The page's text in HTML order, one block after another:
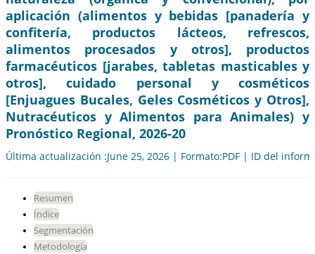
aplicación (alimentos y bebidas [panadería y
confitería, productos lácteos, refrescos,
alimentos procesados y otros], productos
farmacéuticos [jarabes, tabletas masticables y
otros], cuidado personal y cosméticos
[Enjuagues Bucales, Geles Cosméticos y Otros],
Nutracéuticos y Alimentos para Animales) y
Pronóstico Regional, 2026-20
Última actualización :June 25, 2026 | Formato:PDF | ID del
Resumen
Índice
Segmentación
Metodología